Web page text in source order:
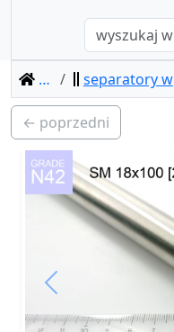
home separatory wałki magnetyczne
← poprzedni
Previous